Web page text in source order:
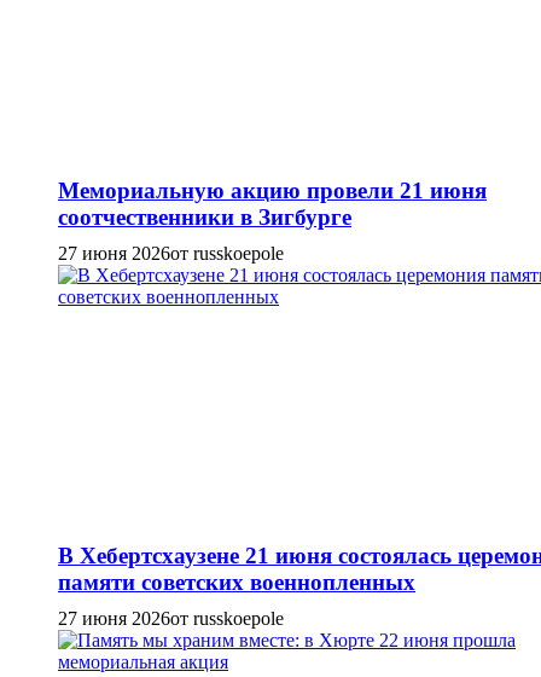
Мемориальную акцию провели 21 июня
соотчественники в Зигбурге
27 июня 2026от russkoepole
В Хебертсхаузене 21 июня состоялась
памяти советских военнопленных
27 июня 2026от russkoepole